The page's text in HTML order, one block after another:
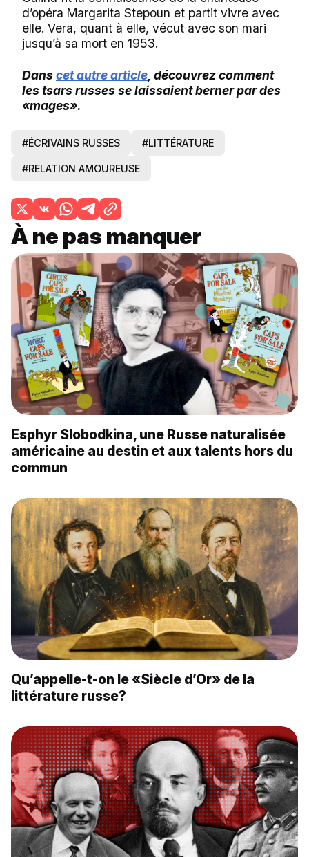
d’opéra Margarita Stepoun et partit vivre avec
elle. Vera, quant à elle, vécut avec son mari
jusqu’à sa mort en 1953.
Danscet autre article, découvrez comment
les tsars russes se laissaient berner par des
«mages».
#ÉCRIVAINS RUSSES #LITTÉRATURE
#RELATION AMOUREUSE
À ne pas manquer
Esphyr Slobodkina, une Russe naturalisée
américaine au destin et aux talents hors du
commun
Qu’appelle-t-on le «Siècle d’Or» de la
littérature russe?